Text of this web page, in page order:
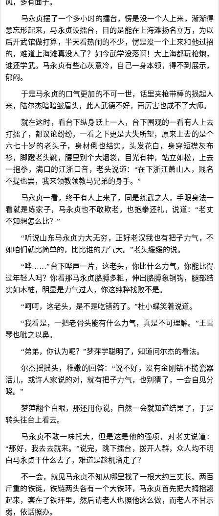
风，多有面子。
马永贞摆了一个多小时的擂台，愣是没一个人上来，渐渐得
意忘形起来，马永贞设擂台，目的是能在上海滩扬名立万，为以
后开武馆做打算，半天看热闹的不少，愣是没一个上来和他过招
的，难道上海滩真没人了？如今武学没落啊！大上海都玩枪炮，
谁还学武。马永贞有些心灰意冷，自己一身本领，得不到展示，
郁闷。
于是马永贞的口气更加的不可一世，话里夹枪带棒的损起人
来，陆尔杰暗暗皱眉头，此人武德不好，再厉害也成不了大师。
就在这时，看台下纵身跃上一人，台下围观的一看有人上去
打擂了，都议论纷纷，一看之下更是大失所望，原来上去的是个
六七十岁的老头子，身材倒也结实，头发花白，身穿短襟灰布
衫，脚蹬老头靴，腰里别个大烟袋，目光有神，站立如松，上去
一抱拳，满口的江浙口音，老头说道：“在下浙江萧山人，贱名
不提也罢，我来领教领教马兄弟的身手。”
马永贞一看，终于有人上来了，同是练武之人，手眼身法一
看就是练家子，马永贞也不敢欺老，也抱拳还礼，说道：“老丈
不知想怎么比？”
“听说山东马永贞力大无穷，正好老汉我也有把子力气，不
如咱们就比简单的，比比谁的力气大。”老头缓缓的说。
“哗……”台下哗声一片，这老头，你比什么力气，你能比得
过年轻人吗？你看那马永贞胳膊多粗，伸出胳膊象铜钩，腿部结
实如木桩，明显是力气过人，你这纯粹找败不是。
“呵呵，这老头，是不是吃错药了。”杜小蝶笑着说道。
“我看是，一把老骨头能有什么力气，真是不可理解。”王雪
琴也呲之以鼻。
“弟弟，你认为呢？”梦萍学聪明了，知道问尔杰的看法。
尔杰摇摇头，稚嫩的回答：“说不好，没有金刚钻不揽瓷器
活儿，或许人家说的对，就有把子力气，也别猜了，一会自见分
晓。”
梦萍翻个白眼，那还用你说，自然一会就知道结果了，于是
转头往台上看去。
马永贞不敢一味托大，但是这是他的强项，对老丈说道：
“那好，我去去就来。”说完，跳下擂台，拨开人群，众人均不明
白马永贞干什么去了，难道是趁机溜走了？
不一会，就见马永贞不知从哪里找了一根大约三丈长、两百
斤重的铁链，铁链两头各有一个大铁环，马永贞首先把大拇指翘
起来，套在了铁环里，然后请老人也照他这么做，而老人不甘示
弱，依话照办。